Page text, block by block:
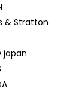
& Stratton
japan